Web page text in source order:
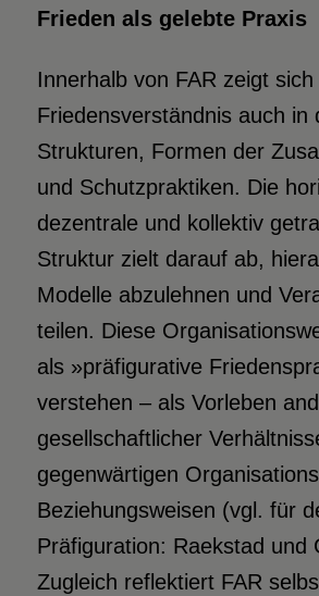
Frieden als gelebte Praxis
Innerhalb von FAR zeigt sich
Friedensverständnis auch in
Strukturen, Formen der
und Schutzpraktiken. Die
dezentrale und kollektiv
Struktur zielt darauf ab,
Modelle abzulehnen und
teilen. Diese
als »präfigurative
verstehen – als Vorleben
gesellschaftlicher
gegenwärtigen
Beziehungsweisen (vgl. für
Präfiguration: Raekstad und
Zugleich reflektiert FAR